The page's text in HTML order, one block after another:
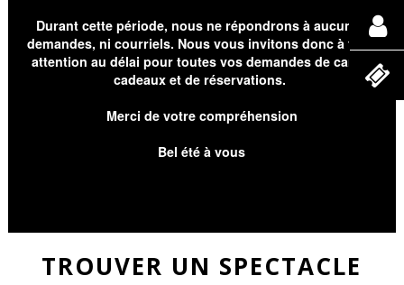
Durant cette période, nous ne répondrons à aucunes
demandes, ni courriels. Nous vous invitons donc à faire
attention au délai pour toutes vos demandes de cartes
cadeaux et de réservations.
Merci de votre compréhension
Bel été à vous
TROUVER UN SPECTACLE